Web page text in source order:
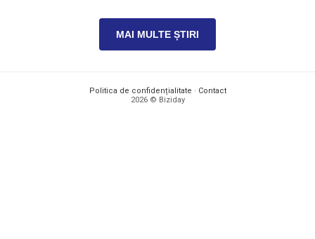
MAI MULTE ȘTIRI
Politica de confidențialitate · Contact
2026 © Biziday